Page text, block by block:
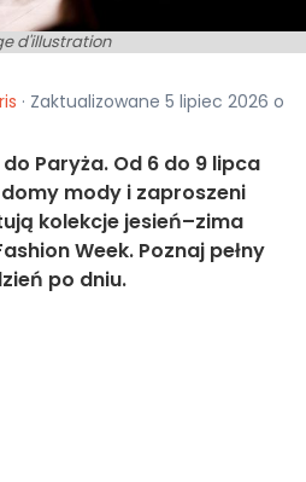
d'illustration
· Zaktualizowane 5 lipiec 2026 o
Paryża. Od 6 do 9 lipca
mody i zaproszeni
kolekcje jesień–zima
Week. Poznaj pełny
po dniu.